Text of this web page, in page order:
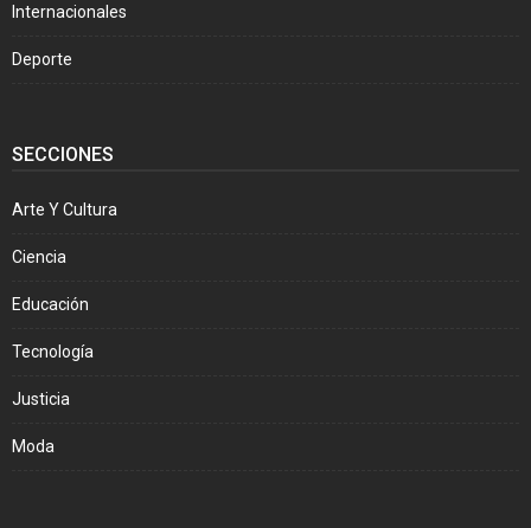
Internacionales
Deporte
SECCIONES
Arte Y Cultura
Ciencia
Educación
Tecnología
Justicia
Moda